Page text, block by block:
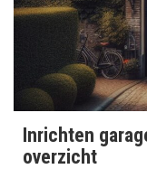
Inrichten
overzicht